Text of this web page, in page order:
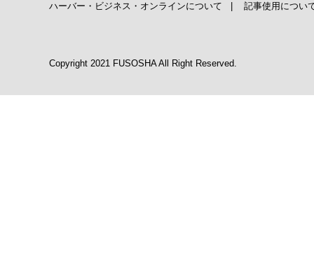
ハーバー・ビジネス・オンラインについて 記事使用につい
Copyright 2021 FUSOSHA All Right Reserved.